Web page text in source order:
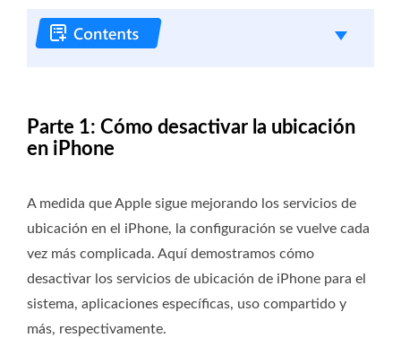
Parte 1: Cómo desactivar la ubicación
en iPhone
A medida que Apple sigue mejorando los servicios de
ubicación en el iPhone, la configuración se vuelve cada
vez más complicada. Aquí demostramos cómo
desactivar los servicios de ubicación de iPhone para el
sistema, aplicaciones específicas, uso compartido y
más, respectivamente.